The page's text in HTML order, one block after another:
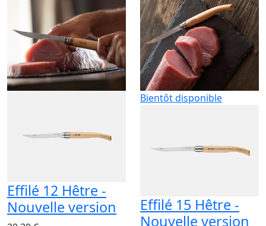
Effilé 12 Hêtre -
Nouvelle version
Bientôt disponible
Effilé 15 Hêtre -
Nouvelle version